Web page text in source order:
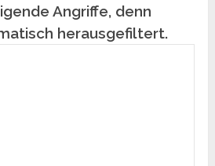
Angriffe, denn
herausgefiltert.